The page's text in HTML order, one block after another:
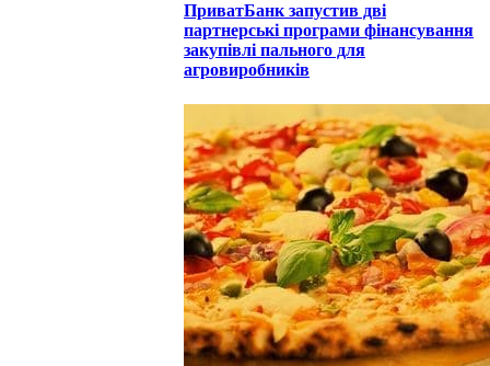
ПриватБанк запустив дві
партнерські програми фінансування
закупівлі пального для
агровиробників